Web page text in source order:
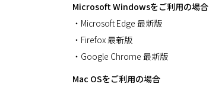
Microsoft Windowsをご利用の場合
・Microsoft Edge 最新版
・Firefox 最新版
・Google Chrome 最新版
Mac OSをご利用の場合